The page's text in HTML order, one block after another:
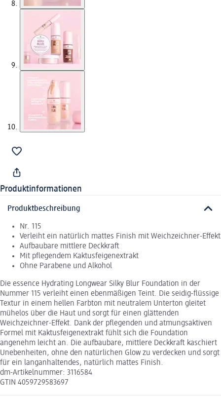
Produktinformationen
Produktbeschreibung
Nr. 115
Verleiht ein natürlich mattes Finish mit Weichzeichner-Effekt
Aufbaubare mittlere Deckkraft
Mit pflegendem Kaktusfeigenextrakt
Ohne Parabene und Alkohol
Die essence Hydrating Longwear Silky Blur Foundation in der
Nummer 115 verleiht einen ebenmäßigen Teint. Die seidig-flüssige
Textur in einem hellen Farbton mit neutralem Unterton gleitet
mühelos über die Haut und sorgt für einen glättenden
Weichzeichner-Effekt. Dank der pflegenden und atmungsaktiven
Formel mit Kaktusfeigenextrakt fühlt sich die Foundation
angenehm leicht an. Die aufbaubare, mittlere Deckkraft kaschiert
Unebenheiten, ohne den natürlichen Glow zu verdecken und sorgt
für ein langanhaltendes, natürlich mattes Finish.
dm-Artikelnummer: 3116584
GTIN 4059729583697